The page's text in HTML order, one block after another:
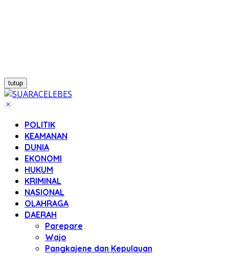
tutup
POLITIK
KEAMANAN
DUNIA
EKONOMI
HUKUM
KRIMINAL
NASIONAL
OLAHRAGA
DAERAH
Parepare
Wajo
Pangkajene dan Kepulauan